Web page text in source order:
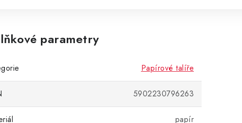
parametry
Papírové talíře
5902230796263
papír